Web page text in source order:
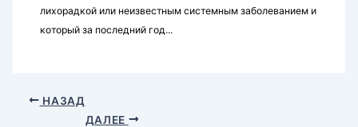
лихорадкой или неизвестным системным заболеванием и
который за последний год...
НАЗАД
ДАЛЕЕ